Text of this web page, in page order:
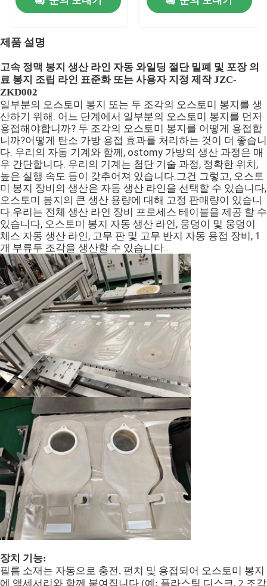
멤브레인 제조
소변 주머니 제조기
플라스틱 나무상자 성형기
캐뉼러 제조기
얇은막 제조 장비
IV 캐뉼러 조립체 기계
의약 튜브 코일링 패키징 머신
체크밸브 조립기
플라스틱 팔레트 상자 창 열기 기계
제품 설명
고속 정맥 봉지 생산 라인 자동 와일딩 절단 밀폐 및 포장 의
료 봉지 조립 라인 표준화 또는 사용자 지정 제작 JZC-
ZKD002
일부분의 오스토미 봉지 또는 두 조각의 오스토미 봉지를 생
산하기 위해. 어느 단계에서 일부분의 오스토미 봉지를 먼저
용접해야합니까? 두 조각의 오스토미 봉지를 어떻게 용접합
니까?어떻게 탄소 가방 용접 효과를 처리하는 것이 더 좋습니
다. 우리의 자동 기계와 함께, ostomy 가방의 생산 과정은 매
우 간단합니다. 우리의 기계는 첨단 기술 과정, 정확한 위치,
높은 실행 속도 등이 갖추어져 있습니다.그건 그렇고, 오스토
미 봉지 장비의 생산은 자동 생산 라인을 선택할 수 있습니다,
오스토미 봉지의 큰 생산 용량에 대해 고정 판매량이 있습니
다.우리는 전체 생산 라인 장비 프로세스 테이블을 제공 할 수
있습니다, 오스토미 봉지 자동 생산 라인, 웅덩이 및 웅덩이
체스 자동 생산 라인, 고무 판 및 고무 반지 자동 용접 장비, 1
개 부류두 조각을 생산할 수 있습니다..
장치 기능:
필름 소재는 자동으로 충전, 펀치 및 용접되어 오스토미 봉지
에 액세서리와 함께 붙여집니다 (예: 플라스틱 디스크, 2 조각